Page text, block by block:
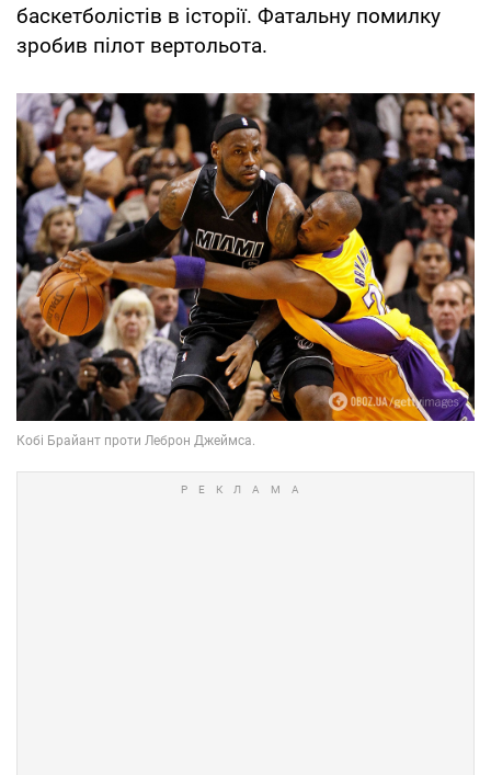
баскетболістів в історії. Фатальну помилку
зробив пілот вертольота.